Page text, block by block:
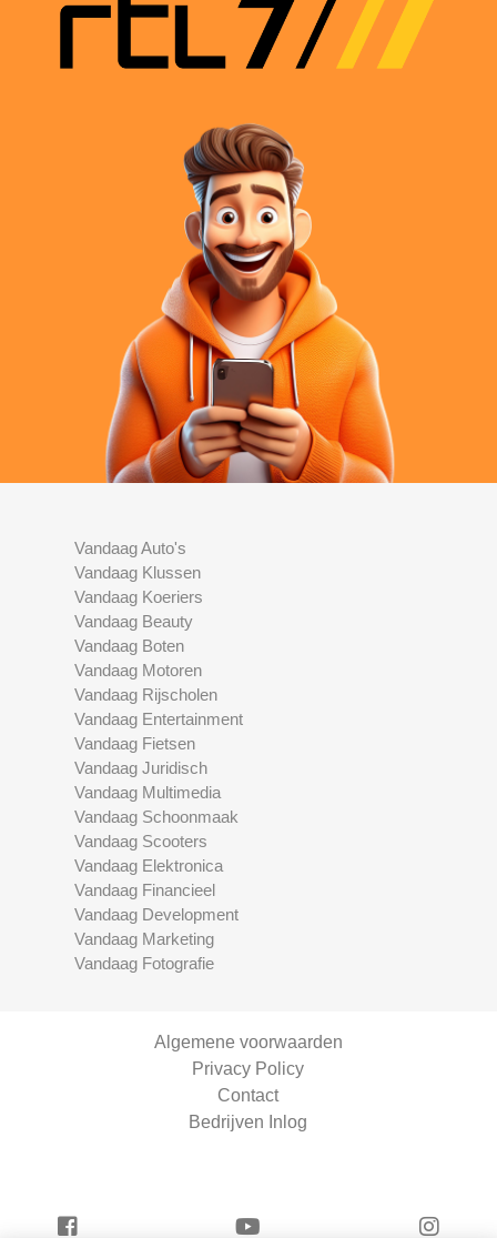
Vandaag Auto's
Vandaag Klussen
Vandaag Koeriers
Vandaag Beauty
Vandaag Boten
Vandaag Motoren
Vandaag Rijscholen
Vandaag Entertainment
Vandaag Fietsen
Vandaag Juridisch
Vandaag Multimedia
Vandaag Schoonmaak
Vandaag Scooters
Vandaag Elektronica
Vandaag Financieel
Vandaag Development
Vandaag Marketing
Vandaag Fotografie
Algemene voorwaarden
Privacy Policy
Contact
Bedrijven Inlog